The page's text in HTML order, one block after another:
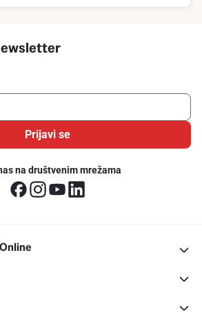
Prijavi se
na društvenim mrežama